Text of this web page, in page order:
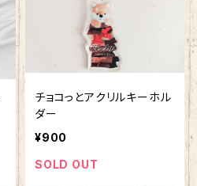
チョコっとアクリルキーホル
ダー
¥900
SOLD OUT